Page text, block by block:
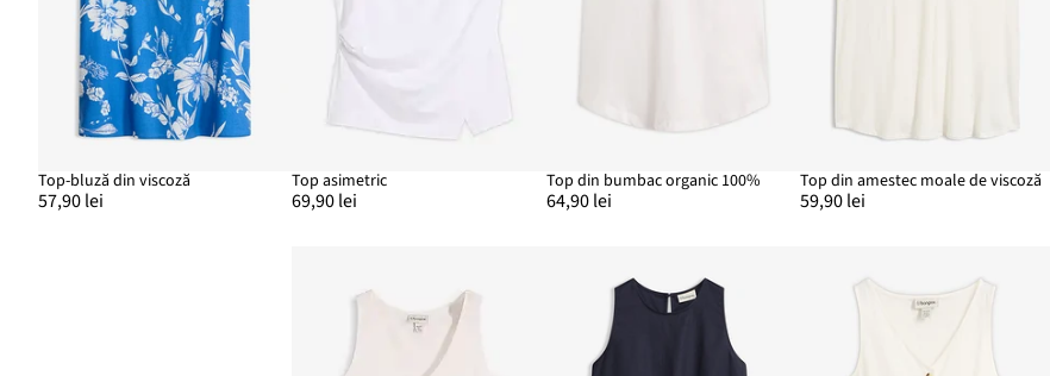
Top-bluză din viscoză
57,90 lei
Top asimetric
69,90 lei
Top din bumbac organic 100%
64,90 lei
Top din amestec moale de viscoză
59,90 lei